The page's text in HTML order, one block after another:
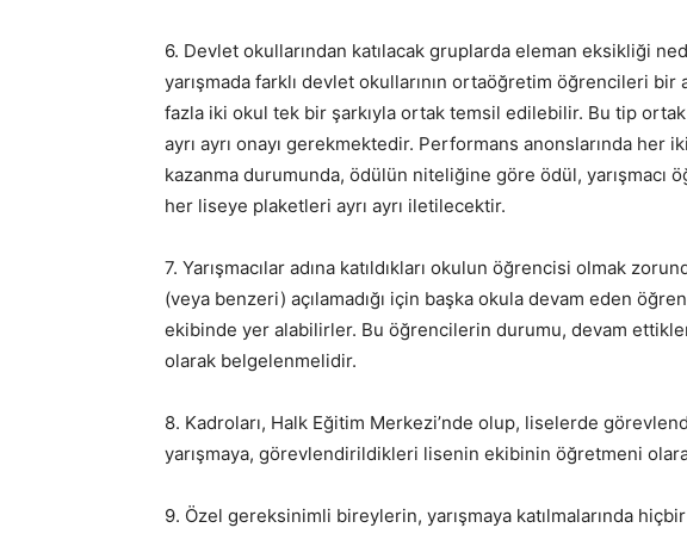
6. Devlet okullarından katılacak gruplarda eleman eksikliği
yarışmada farklı devlet okullarının ortaöğretim öğrencileri
fazla iki okul tek bir şarkıyla ortak temsil edilebilir. Bu tip
ayrı ayrı onayı gerekmektedir. Performans anonslarında her
kazanma durumunda, ödülün niteliğine göre ödül, yarışmacı
her liseye plaketleri ayrı ayrı iletilecektir.
7. Yarışmacılar adına katıldıkları okulun öğrencisi olmak
(veya benzeri) açılamadığı için başka okula devam eden
ekibinde yer alabilirler. Bu öğrencilerin durumu, devam
olarak belgelenmelidir.
8. Kadroları, Halk Eğitim Merkezi’nde olup, liselerde
yarışmaya, görevlendirildikleri lisenin ekibinin öğretmeni
9. Özel gereksinimli bireylerin, yarışmaya katılmalarında